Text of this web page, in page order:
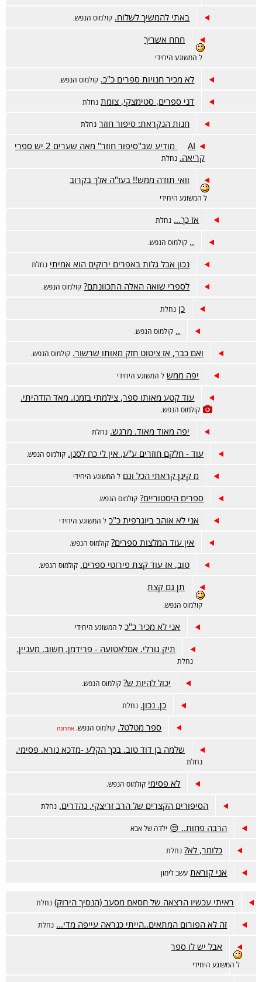
באתי להמשיך לשלוח. קולמוס הנפש.
חחח אשריך
ל המשוגע היחידי
לא מכיר חנויות ספרים כ''כ. קולמוס הנפש.
דני ספרים, סטימצקי, צומת נחלת
חנות הנקראת: סיפור חוזר נחלת
AI מודיע שב"סיפור חוזר" מאה שערים 2 יש ספרי
קריאה. נחלת
וואי תודה ממש!! בעז"ה אלך בקרוב
ל המשוגע היחידי
אז כך... נחלת
.. קולמוס הנפש.
נכון אבל גלות באפרים ירוקים הוא אמיתי נחלת
לספרי שואה האלה התכוונתם? קולמוס הנפש.
כן נחלת
.. קולמוס הנפש.
ואם כבר, אז ציטוט חזק מאותו שרשור. קולמוס הנפש.
יפה ממש ל המשוגע היחידי
עוד קטע מאותו ספר, צילמתי בזמנו. מאד הזדהיתי.
קולמוס הנפש.
יפה מאוד מאוד. מרגש. נחלת
עוד - חלקם חוזרים ע''ע, אין לי כח לסנן. קולמוס הנפש.
מ קינן קראתי הכל וגם ל המשוגע היחידי
ספרים היסטוריים? קולמוס הנפש.
אני לא אוהב ביוגרפית כ"כ ל המשוגע היחידי
אין עוד המלצות ספרים? קולמוס הנפש.
טוב, אז עוד קצת פירוטי ספרים. קולמוס הנפש.
תן גם קצת
קולמוס הנפש.
אני לא מכיר כ"כ ל המשוגע היחידי
תיק גורלי. אםלאטועה - פרידמן. חשוב. מעניין.
נחלת
יכול להיות ש? קולמוס הנפש.
כן. נכון. נחלת
ספר מטלטל. קולמוס הנפש. אחרונה
שלמה בן דוד טוב. בכך הקלע -מדכא נורא. פסימי.
נחלת
לא פסימי קולמוס הנפש.
הסיפורים הקצרים של הרב זריצקי. נהדרים. נחלת
הרבה פחות.. 😒 ילדה של אבא
כלומר, לא? נחלת
אני קוראת עשב לימון
ראיתי עכשיו הרצאה של חסאם מסעב (הנסיך הירוק) נחלת
זה לא הפורום המתאים..הייתי כנראה עייפה מדי... נחלת
אבל יש לו ספר
ל המשוגע היחידי